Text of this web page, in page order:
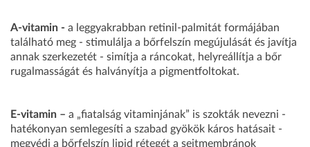
A-vitamin - a leggyakrabban retinil-palmitát formájában
található meg - stimulálja a bőrfelszín megújulását és javítja
annak szerkezetét - simítja a ráncokat, helyreállítja a bőr
rugalmasságát és halványítja a pigmentfoltokat.
E-vitamin – a „fiatalság vitaminjának” is szokták nevezni -
hatékonyan semlegesíti a szabad gyökök káros hatásait -
megvédi a bőrfelszín lipid rétegét a sejtmembránok